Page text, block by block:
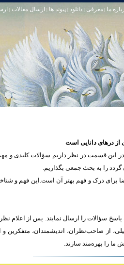
ما |معرفی دانلود پیوند ها ارسال مقالات
از درهای دانایی است
قسمت در نظر داریم سؤالات کلیدی و
گردد را به بحث جمعی بگذاریم.
برای درک و فهم بهتر آن است.این فهم و
سؤالات را ارسال نمایند. پس از اعلام
از صاحب‌نظران، اندیشمندان، متفکرین
ما را بهره‌مند سازند.